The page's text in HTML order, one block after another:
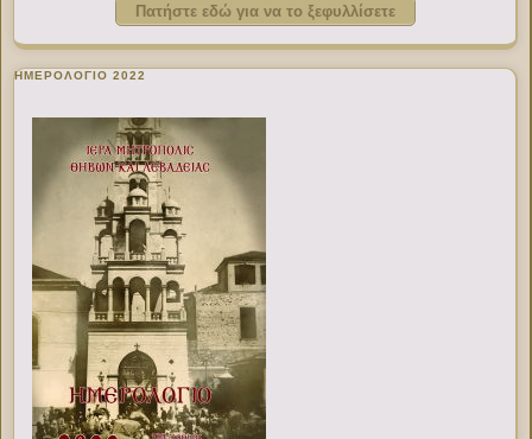
Πατήστε εδώ για να το ξεφυλλίσετε
ΗΜΕΡΟΛΟΓΙΟ 2022